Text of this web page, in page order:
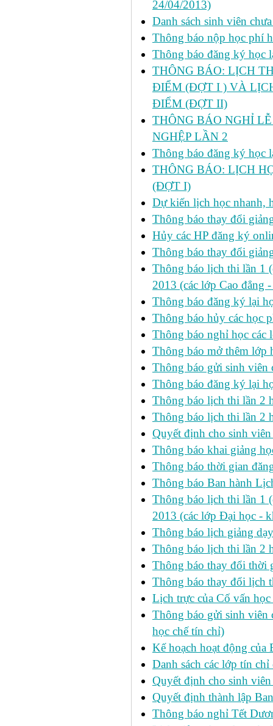
24/04/2013)
Danh sách sinh viên
Thông báo nộp học phí
Thông báo đăng ký học
THÔNG BÁO: LỊCH
ĐIỂM (ĐỢT I ) VÀ
ĐIỂM (ĐỢT II)
THÔNG BÁO NGHỈ
NGHỆP LẦN 2
Thông báo đăng ký học
THÔNG BÁO: LỊCH
(ĐỢT I)
Dự kiến lịch học nhanh,
Thông báo thay đổi
Hủy các HP đăng ký
Thông báo thay đổi
Thông báo lịch thi lần 1
2013 (các lớp Cao đẳng
Thông báo đăng ký lại
Thông báo hủy các học
Thông báo nghỉ học các
Thông báo mở thêm lớp
Thông báo gửi sinh viên
Thông báo đăng ký lại
Thông báo lịch thi lần 2
Thông báo lịch thi lần 2
Quyết định cho sinh
Thông báo khai giảng
Thông báo thời gian
Thông báo Ban hành
Thông báo lịch thi lần 1
2013 (các lớp Đại học -
Thông báo lịch giảng
Thông báo lịch thi lần 2
Thông báo thay đổi thời
Thông báo thay đổi lịch
Lịch trực của Cố vấn học
Thông báo gửi sinh viên
học chế tín chỉ)
Kế hoạch hoạt động
Danh sách các lớp tín
Quyết định cho sinh
Quyết định thành lập
Thông báo nghỉ Tết